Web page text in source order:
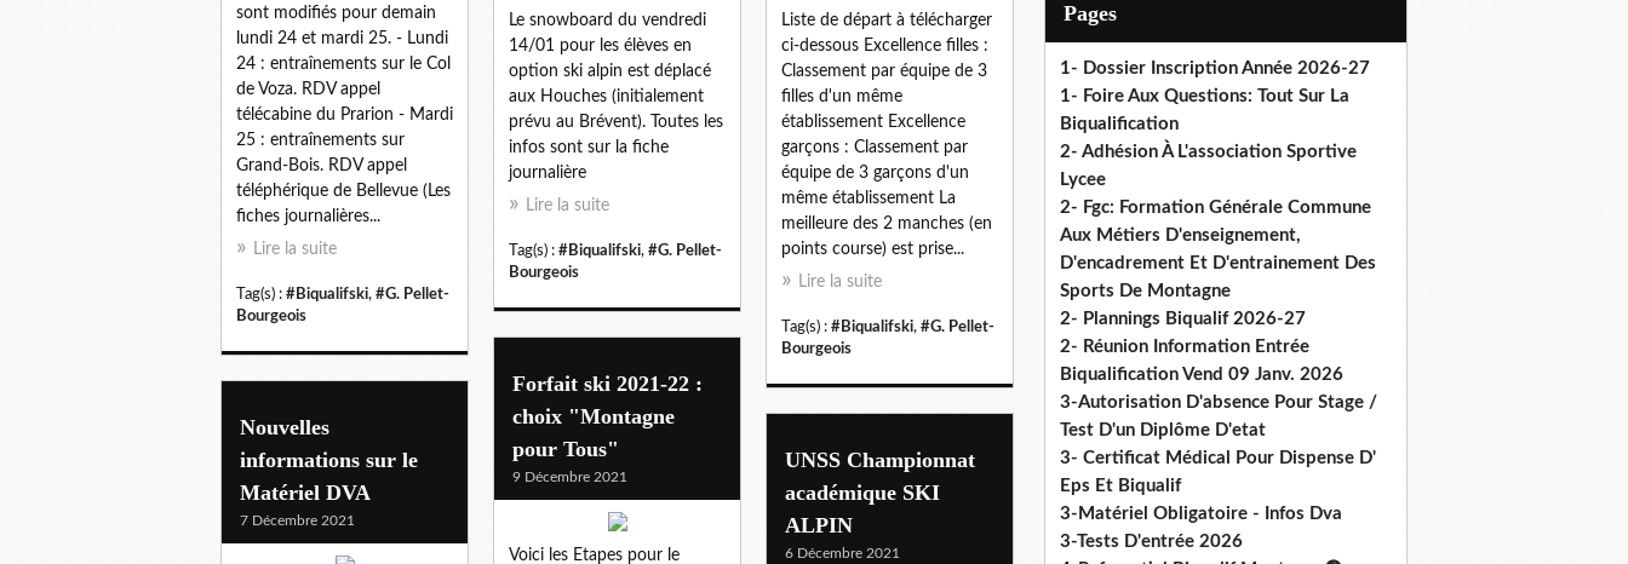
sont modifiés pour demain
lundi 24 et mardi 25. - Lundi
24 : entraînements sur le Col
de Voza. RDV appel
télécabine du Prarion - Mardi
25 : entraînements sur
Grand-Bois. RDV appel
téléphérique de Bellevue (Les
fiches journalières...
Lire la suite
Tag(s) : #Biqualifski, #G. Pellet-
Bourgeois
Le snowboard du vendredi
14/01 pour les élèves en
option ski alpin est déplacé
aux Houches (initialement
prévu au Brévent). Toutes les
infos sont sur la fiche
journalière
Lire la suite
Tag(s) : #Biqualifski, #G. Pellet-
Bourgeois
Liste de départ à télécharger
ci-dessous Excellence filles :
Classement par équipe de 3
filles d'un même
établissement Excellence
garçons : Classement par
équipe de 3 garçons d'un
même établissement La
meilleure des 2 manches (en
points course) est prise...
Lire la suite
Tag(s) : #Biqualifski, #G. Pellet-
Bourgeois
Forfait ski 2021-22 :
choix "Montagne
pour Tous"
9 Décembre 2021
Voici les Etapes pour le
Nouvelles
informations sur le
Matériel DVA
7 Décembre 2021
UNSS Championnat
académique SKI
ALPIN
6 Décembre 2021
Pages
1- Dossier Inscription Année 2026-27
1- Foire Aux Questions: Tout Sur La
Biqualification
2- Adhésion À L'association Sportive
Lycee
2- Fgc: Formation Générale Commune
Aux Métiers D'enseignement,
D'encadrement Et D'entrainement Des
Sports De Montagne
2- Plannings Biqualif 2026-27
2- Réunion Information Entrée
Biqualification Vend 09 Janv. 2026
3-Autorisation D'absence Pour Stage /
Test D'un Diplôme D'etat
3- Certificat Médical Pour Dispense D'
Eps Et Biqualif
3-Matériel Obligatoire - Infos Dva
3-Tests D'entrée 2026